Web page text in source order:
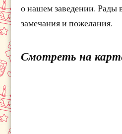
о нашем заведении. Рады
замечания и пожелания.
Смотреть на